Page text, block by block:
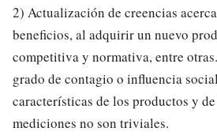
2) Actualización de creencias
beneficios, al adquirir un nuevo
competitiva y normativa, entre
grado de contagio o influencia
características de los productos y
mediciones no son triviales.